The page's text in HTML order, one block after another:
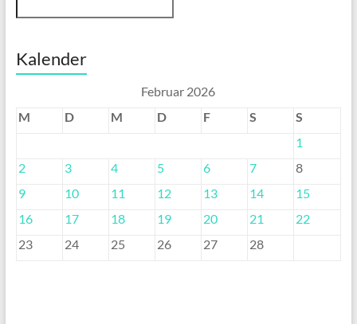
Kalender
Februar 2026
M
D M D F S
S
1
2
3 4 5 6 7
8
9
10 11 12 13 14
15
16
17 18 19 20 21
22
23
24 25 26 27 28